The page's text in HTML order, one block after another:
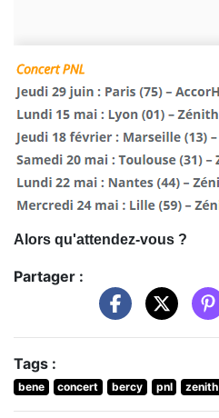
Alors qu'attendez-vous ?
Partager :
Tags :
bene concert bercy pnl zenith